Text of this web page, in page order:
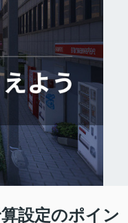
設定のポイン